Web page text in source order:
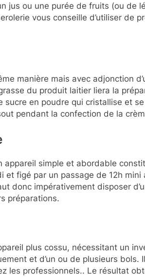
jus ou une purée de fruits (ou
vous conseille d’utiliser de
manière mais avec adjonction
du produit laitier liera la
sucre en poudre qui cristallise et
pendant la confection de la
appareil simple et abordable
et figé par un passage de 12h
donc impérativement disposer
préparations.
plus cossu, nécessitant un
et d’un ou de plusieurs
les professionnels.. Le résultat